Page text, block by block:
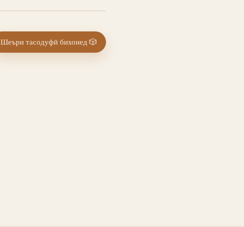
Шеъри тасодуфӣ бихонед 🎲